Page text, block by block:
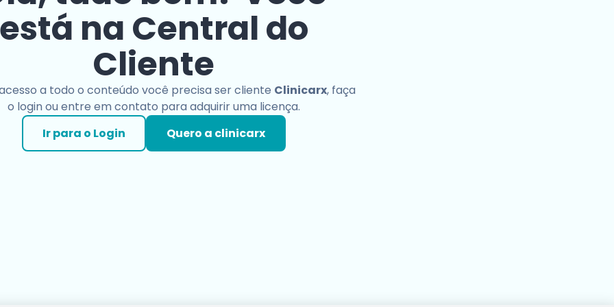
está na Central do
Cliente
a todo o conteúdo você precisa ser cliente Clinicarx, faça
o login ou entre em contato para adquirir uma licença.
Ir para o Login
Quero a clinicarx